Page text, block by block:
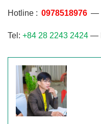
Hotline : 0978518976 —
Tel: +84 28 2243 2424 —